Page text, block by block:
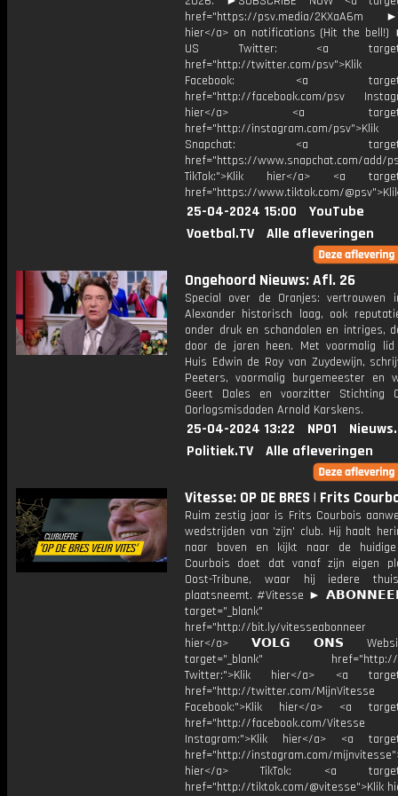
href="https://psv.media/2KXaA6m
hier</a> on notifications (Hit the bell!)
US Twitter: <a
href="http://twitter.com/psv">Klik
Facebook: <a
href="http://facebook.com/psv
hier</a> <a
href="http://instagram.com/
Snapchat: <a
href="https://www.snapchat.com/add/
TikTok:">Klik hier</a> <a
href="https://www.tiktok.com/
25-04-2024 15:00
YouTube
Voetbal.TV
Alle afleveringen
Ongehoord Nieuws: Afl. 26
Special over de Oranjes: vertrouwen
Alexander historisch laag, ook
onder druk en schandalen en intriges,
door de jaren heen. Met voormalig lid
Huis Edwin de Roy van Zuydewijn,
Peeters, voormalig burgemeester en
Geert Dales en voorzitter Stichting
Oorlogsmisdaden Arnold Karskens.
25-04-2024 13:22 NPO1
Politiek.TV
Alle afleveringen
Vitesse: OP DE BRES | Frits
Ruim zestig jaar is Frits Courbois
wedstrijden van 'zijn' club. Hij haalt
naar boven en kijkt naar de
Courbois doet dat vanaf zijn eigen
Oost-Tribune, waar hij iedere
plaatsneemt. #Vitesse ►
target="_blank"
href="http://bit.ly/
hier</a> 𝗩𝗢𝗟𝗚 𝗢𝗡𝗦
target="_blank" href="http://
Twitter:">Klik hier</a> <a
href="http://twitter.com/MijnVitesse
Facebook:">Klik hier</a> <a
href="http://facebook.com/Vitesse
Instagram:">Klik hier</a> <a
href="http://instagram.com/
hier</a> TikTok: <a
href="http://tiktok.com/@vitesse">Klik